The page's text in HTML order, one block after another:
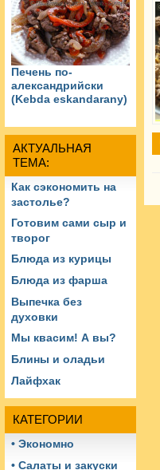
Печень по-
александрийски
(Kebda eskandarany)
АКТУАЛЬНАЯ
ТЕМА:
Как сэкономить на
застолье?
Готовим сами сыр и
творог
Блюда из курицы
Блюда из фарша
Выпечка без
духовки
Мы квасим! А вы?
Блины и оладьи
Лайфхак
КАТЕГОРИИ
• Экономно
• Салаты и закуски